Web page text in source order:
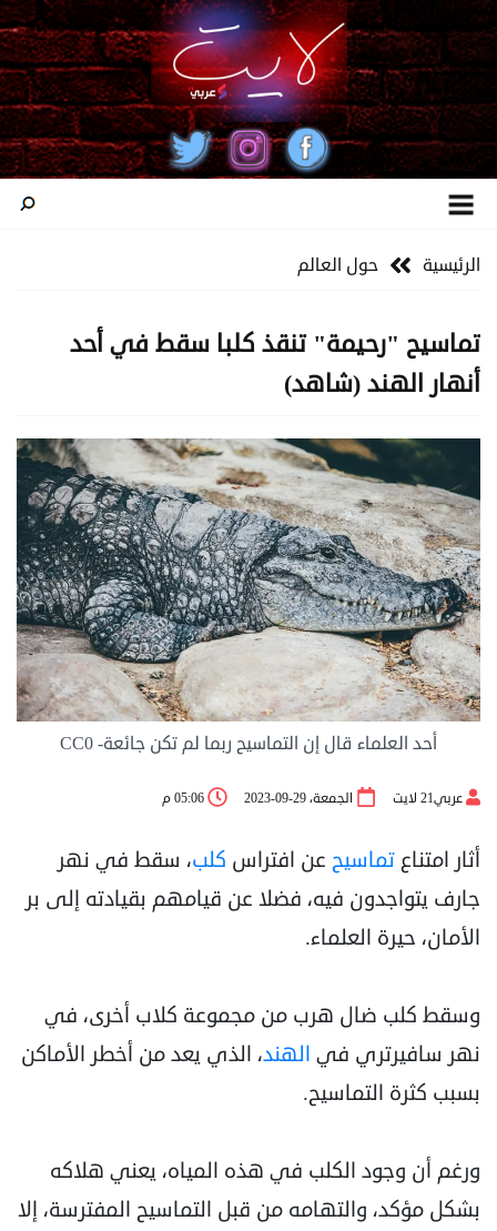
الرئيسية حول العالم
تماسيح "رحيمة" تنقذ كلبا سقط في أحد
أنهار الهند (شاهد)
أحد العلماء قال إن التماسيح ربما لم تكن جائعة- CC0
عربي21 لايت الجمعة، 29-09-2023 05:06 م
أثار امتناع تماسيح عن افتراس كلب، سقط في نهر
جارف يتواجدون فيه، فضلا عن قيامهم بقيادته إلى بر
الأمان، حيرة العلماء.
وسقط كلب ضال هرب من مجموعة كلاب أخرى، في
نهر سافيرتري في الهند، الذي يعد من أخطر الأماكن
بسبب كثرة التماسيح.
ورغم أن وجود الكلب في هذه المياه، يعني هلاكه
بشكل مؤكد، والتهامه من قبل التماسيح المفترسة، إلا